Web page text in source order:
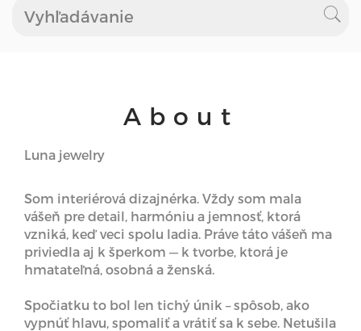
About
Luna jewelry
Som interiérová dizajnérka. Vždy som mala
vášeň pre detail, harmóniu a jemnosť, ktorá
vzniká, keď veci spolu ladia. Práve táto vášeň ma
priviedla aj k šperkom — k tvorbe, ktorá je
hmatateľná, osobná a ženská.
Spočiatku to bol len tichý únik – spôsob, ako
vypnúť hlavu, spomaliť a vrátiť sa k sebe. Netušila